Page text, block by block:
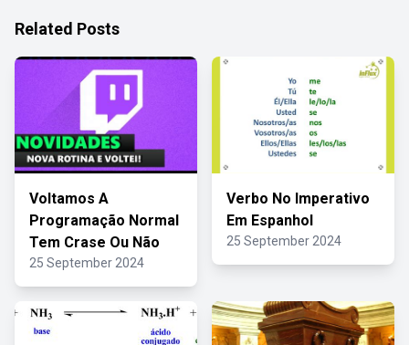
Related Posts
Voltamos A
Programação Normal
Tem Crase Ou Não
25 September 2024
Verbo No Imperativo
Em Espanhol
25 September 2024